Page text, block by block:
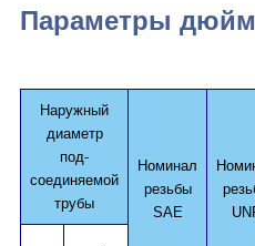
Параметры
Наружный
диаметр
под-
соединяемой
трубы
Номинал
резьбы
SAE